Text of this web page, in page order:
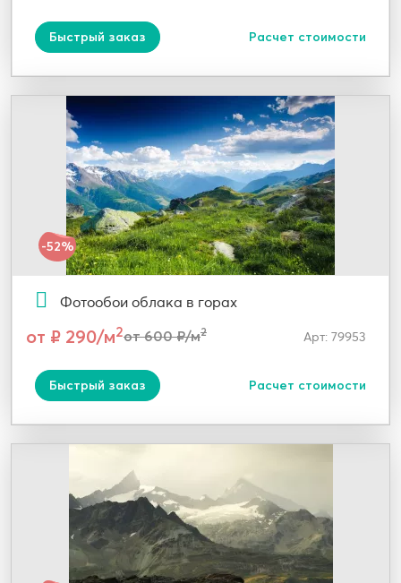
Быстрый заказ Расчет стоимости
-52%
Фотообои облака в горах
от ₽ 290/м2от 600 ₽/м2 Арт: 79953
Быстрый заказ Расчет стоимости